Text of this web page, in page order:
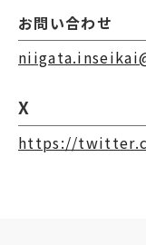
お問い合わせ
X
https://